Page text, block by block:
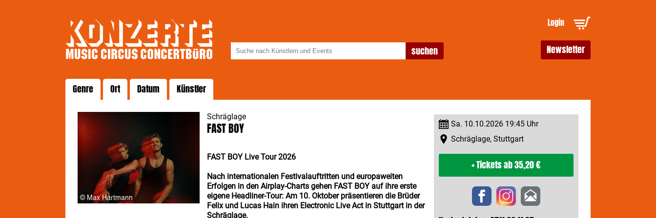
Login
Newsletter
Genre Ort Datum Künstler
Schräglage
FAST BOY
FAST BOY Live Tour 2026
Nach internationalen Festivalauftritten und europaweiten
Erfolgen in den Airplay-Charts gehen FAST BOY auf ihre erste
eigene Headliner-Tour: Am 10. Oktober präsentieren die Brüder
Felix und Lucas Hain ihren Electronic Live Act in Stuttgart in der
Schräglage.
Sa. 10.10.2026 19:45 Uhr
Schräglage, Stuttgart
+ Ticketsab 35,20 €